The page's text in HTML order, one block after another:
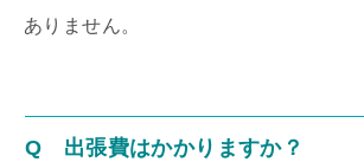
ありません。
Q 出張費はかかりますか？